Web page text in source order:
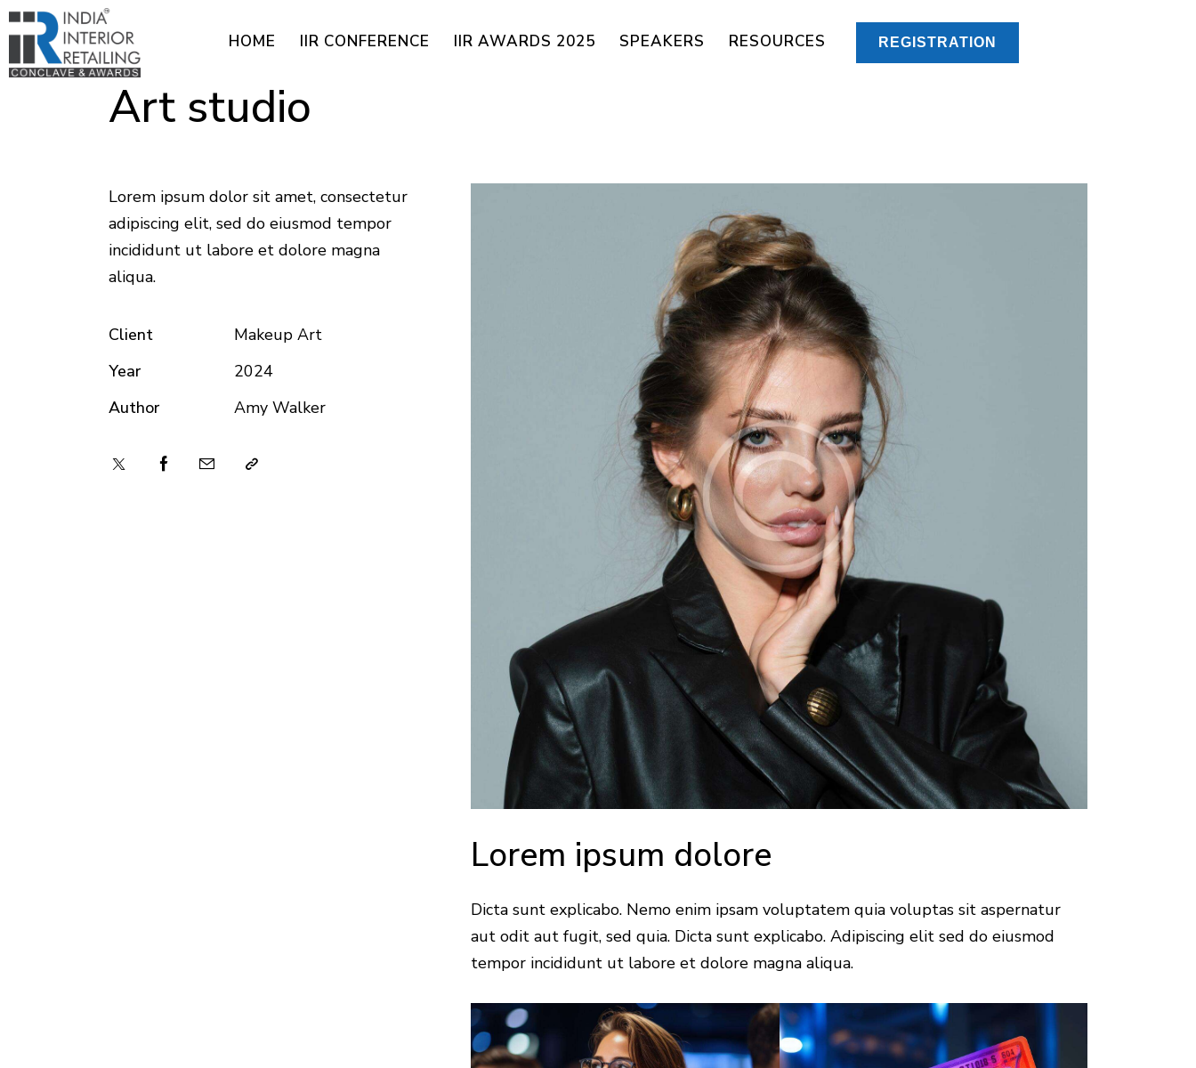
HOME IIR CONFERENCE IIR AWARDS 2025 SPEAKERS RESOURCES REGISTRATION
Art studio
Lorem ipsum dolor sit amet, consectetur
adipiscing elit, sed do eiusmod tempor
incididunt ut labore et dolore magna
aliqua.
Client
Makeup Art
Year
2024
Author
Amy Walker
Lorem ipsum dolore
Dicta sunt explicabo. Nemo enim ipsam voluptatem quia voluptas sit aspernatur
aut odit aut fugit, sed quia. Dicta sunt explicabo. Adipiscing elit sed do eiusmod
tempor incididunt ut labore et dolore magna aliqua.